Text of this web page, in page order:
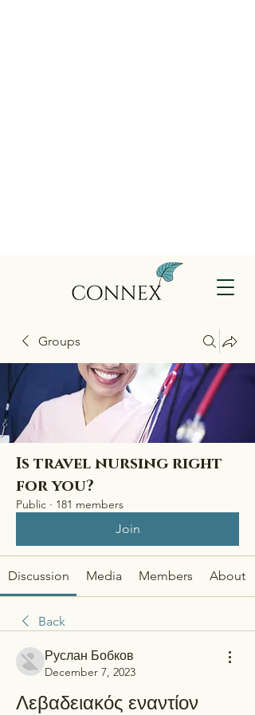
Groups
Is travel nursing right
for you?
Public · 181 members
Join
Discussion Media Members About
Back
Руслан Бобков
December 7, 2023
Λεβαδειακός εναντίον